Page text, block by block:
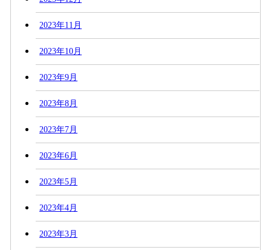
2023年11月
2023年10月
2023年9月
2023年8月
2023年7月
2023年6月
2023年5月
2023年4月
2023年3月